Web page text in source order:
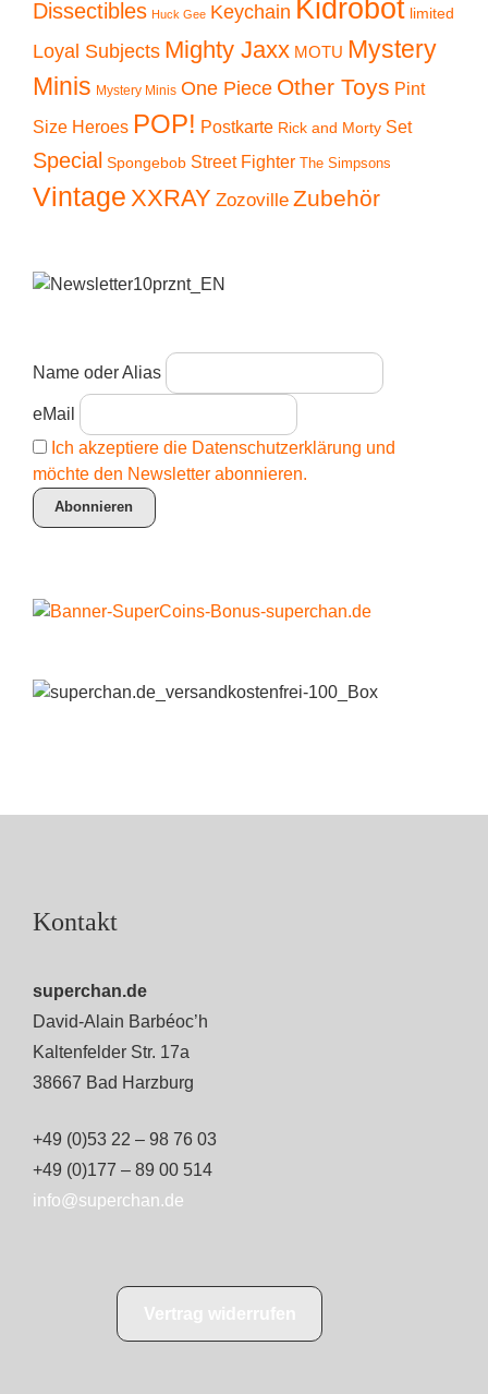
Dissectibles Huck Gee Keychain Kidrobot limited
Loyal Subjects Mighty Jaxx MOTU Mystery
Minis Mystery Minis One Piece Other Toys Pint
Size Heroes POP! Postkarte Rick and Morty Set
Special Spongebob Street Fighter The Simpsons
Vintage XXRAY Zozoville Zubehör
Name oder Alias
eMail
Ich akzeptiere die Datenschutzerklärung und
möchte den Newsletter abonnieren.
Kontakt
superchan.de
David-Alain Barbéoc’h
Kaltenfelder Str. 17a
38667 Bad Harzburg
+49 (0)53 22 – 98 76 03
+49 (0)177 – 89 00 514
info@superchan.de